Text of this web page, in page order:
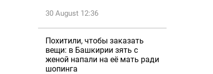
30 August 12:36
Похитили, чтобы заказать
вещи: в Башкирии зять с
женой напали на её мать ради
шопинга